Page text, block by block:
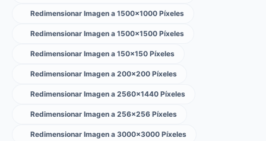
Redimensionar Imagen a 1500×1000 Píxeles
Redimensionar Imagen a 1500×1500 Píxeles
Redimensionar Imagen a 150×150 Píxeles
Redimensionar Imagen a 200×200 Píxeles
Redimensionar Imagen a 2560×1440 Píxeles
Redimensionar Imagen a 256×256 Píxeles
Redimensionar Imagen a 3000×3000 Píxeles